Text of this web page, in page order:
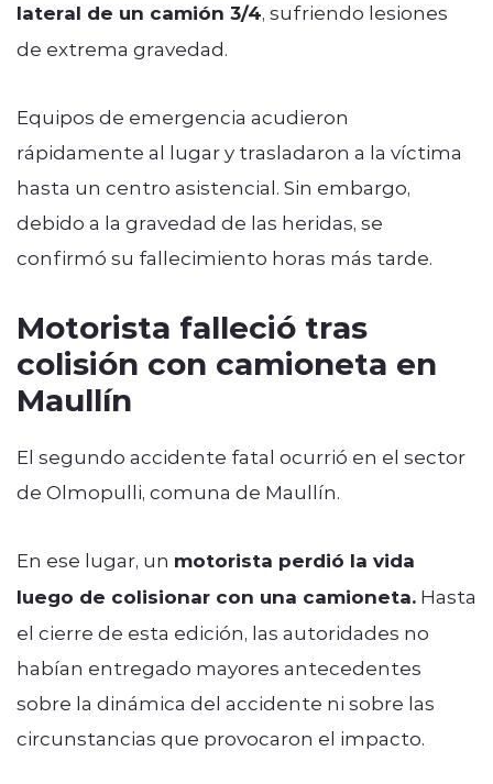
lateral de un camión 3/4, sufriendo lesiones
de extrema gravedad.
Equipos de emergencia acudieron
rápidamente al lugar y trasladaron a la víctima
hasta un centro asistencial. Sin embargo,
debido a la gravedad de las heridas, se
confirmó su fallecimiento horas más tarde.
Motorista falleció tras
colisión con camioneta en
Maullín
El segundo accidente fatal ocurrió en el sector
de Olmopulli, comuna de Maullín.
En ese lugar, un motorista perdió la vida
luego de colisionar con una camioneta. Hasta
el cierre de esta edición, las autoridades no
habían entregado mayores antecedentes
sobre la dinámica del accidente ni sobre las
circunstancias que provocaron el impacto.